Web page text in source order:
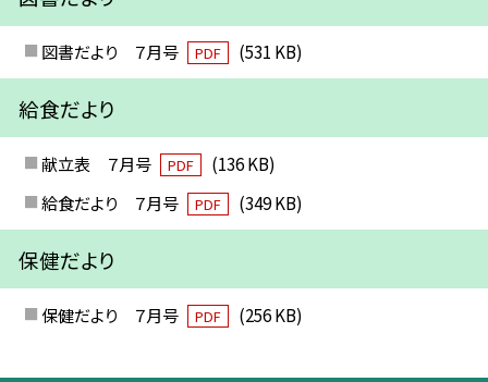
図書だより ７月号 PDF (531 KB)
給食だより
献立表 ７月号 PDF
(136 KB)
給食だより ７月号
PDF (349 KB)
保健だより
保健だより ７月号 PDF (256 KB)